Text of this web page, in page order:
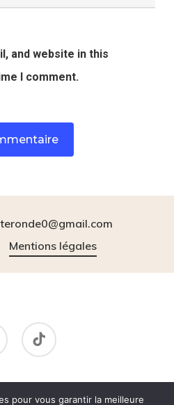
and website in this
I comment.
Mentions légales
tiktok
pour vous garantir la meilleure